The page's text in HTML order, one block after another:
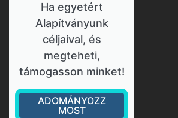
Ha egyetért
Alapítványunk
céljaival, és
megteheti,
támogasson minket!
ADOMÁNYOZZ
MOST